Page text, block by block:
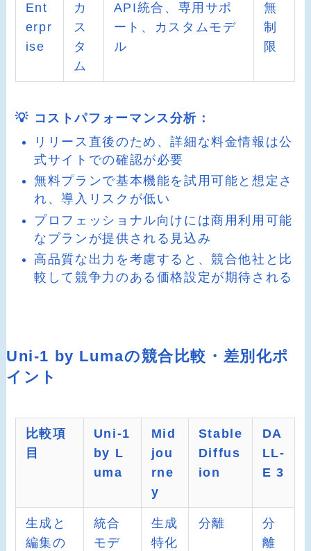
Ent
erpr
ise
カ
ス
タ
ム
API統合、専用サポ
ート、カスタムモデ
ル
無
制
限
💡 コストパフォーマンス分析：
リリース直後のため、詳細な料金情報は公
式サイトでの確認が必要
無料プランで基本機能を試用可能と想定さ
れ、導入リスクが低い
プロフェッショナル向けには商用利用可能
なプランが提供される見込み
高品質な出力を考慮すると、競合他社と比
較して競争力のある価格設定が期待される
Uni-1 by Lumaの競合比較・差別化ポ
イント
比較項
目
Uni-1
by L
uma
Mid
jou
rne
y
Stable
Diffus
ion
DA
LL-
E 3
生成と
編集の
統合
モデ
生成
特化
分離
分
離